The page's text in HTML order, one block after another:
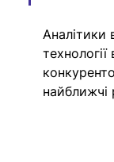
найближчі